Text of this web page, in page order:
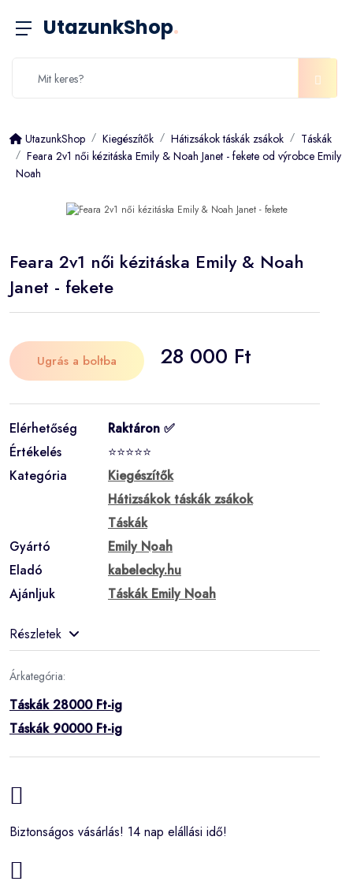
UtazunkShop.
UtazunkShop Kiegészítők Hátizsákok táskák zsákok
Táskák
Feara 2v1 női kézitáska Emily & Noah Janet - fekete od výrobce Emily
Noah
Feara 2v1 női kézitáska Emily & Noah
Janet - fekete
Ugrás a boltba 28 000 Ft
Elérhetőség
Raktáron ✅
Értékelés
⭐⭐⭐⭐⭐
Kategória
Kiegészítők
Hátizsákok táskák zsákok
Táskák
Gyártó
Emily Noah
Eladó
kabelecky.hu
Ajánljuk
Táskák Emily Noah
Részletek
Árkategória:
Táskák 28000 Ft-ig
Táskák 90000 Ft-ig
Biztonságos vásárlás! 14 nap elállási idő!